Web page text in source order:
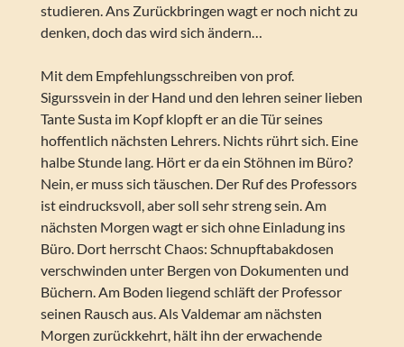
studieren. Ans Zurückbringen wagt er noch nicht zu
denken, doch das wird sich ändern…
Mit dem Empfehlungsschreiben von prof.
Sigurssvein in der Hand und den lehren seiner lieben
Tante Susta im Kopf klopft er an die Tür seines
hoffentlich nächsten Lehrers. Nichts rührt sich. Eine
halbe Stunde lang. Hört er da ein Stöhnen im Büro?
Nein, er muss sich täuschen. Der Ruf des Professors
ist eindrucksvoll, aber soll sehr streng sein. Am
nächsten Morgen wagt er sich ohne Einladung ins
Büro. Dort herrscht Chaos: Schnupftabakdosen
verschwinden unter Bergen von Dokumenten und
Büchern. Am Boden liegend schläft der Professor
seinen Rausch aus. Als Valdemar am nächsten
Morgen zurückkehrt, hält ihn der erwachende